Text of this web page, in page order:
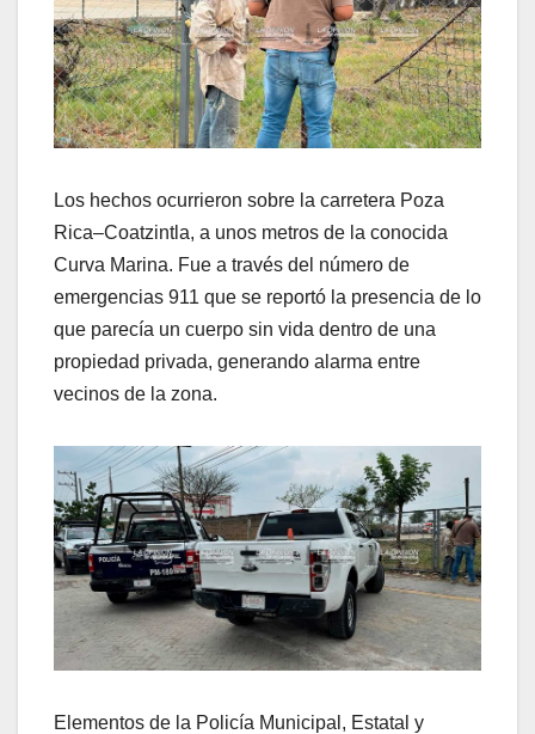
Los hechos ocurrieron sobre la carretera Poza
Rica–Coatzintla, a unos metros de la conocida
Curva Marina. Fue a través del número de
emergencias 911 que se reportó la presencia de lo
que parecía un cuerpo sin vida dentro de una
propiedad privada, generando alarma entre
vecinos de la zona.
Elementos de la Policía Municipal, Estatal y